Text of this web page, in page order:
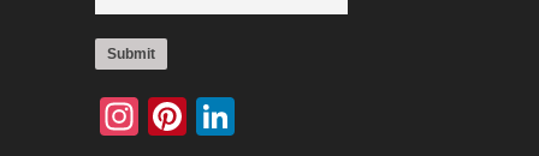
Instagram
Pinterest